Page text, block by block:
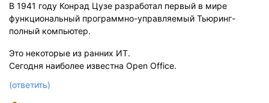
В 1941 году Конрад Цузе разработал первый в мире
функциональный программно-управляемый Тьюринг-
полный компьютер.
Это некоторые из ранних ИТ.
Сегодня наиболее известна Open Office.
(ответить)